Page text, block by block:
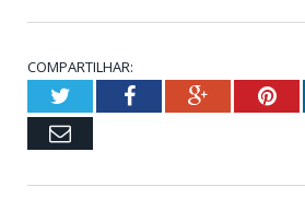
COMPARTILHAR:
TwitterFacebookGoogle+
Email